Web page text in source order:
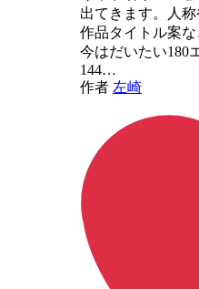
出てきます。人
作品タイトル案な
今はだいたい180
144…
作者 左崎